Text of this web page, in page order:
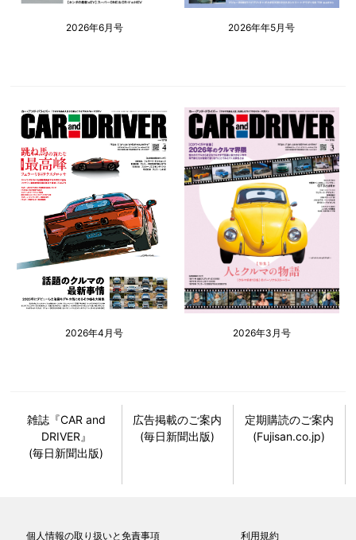
2026年6月号 2026年年5月号
2026年4月号 2026年3月号
雑誌『CAR and
DRIVER』
(毎日新聞出版)
広告掲載のご案内
(毎日新聞出版)
定期購読のご案内
(Fujisan.co.jp)
個人情報の取り扱いと免責事項 利用規約